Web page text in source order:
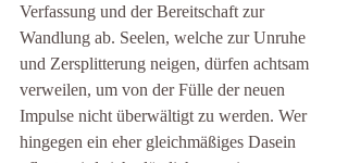
Verfassung und der Bereitschaft zur
Wandlung ab. Seelen, welche zur Unruhe
und Zersplitterung neigen, dürfen achtsam
verweilen, um von der Fülle der neuen
Impulse nicht überwältigt zu werden. Wer
hingegen ein eher gleichmäßiges Dasein